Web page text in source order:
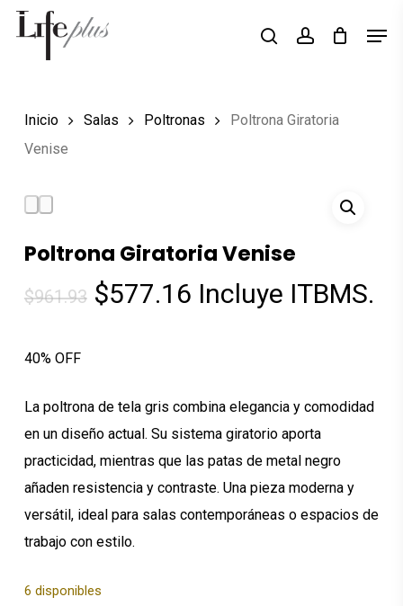
Skip
Búsqueda
productos
searchaccount
Inicio Salas Poltronas
Poltrona Giratoria
Venise
Poltrona Giratoria Venise
$961.93 El
$961.93.
$577.16El
$577.16.
Incluye ITBMS.
40% OFF
La poltrona de tela gris combina elegancia y comodidad
en un diseño actual. Su sistema giratorio aporta
practicidad, mientras que las patas de metal negro
añaden resistencia y contraste. Una pieza moderna y
versátil, ideal para salas contemporáneas o espacios de
trabajo con estilo.
6 disponibles